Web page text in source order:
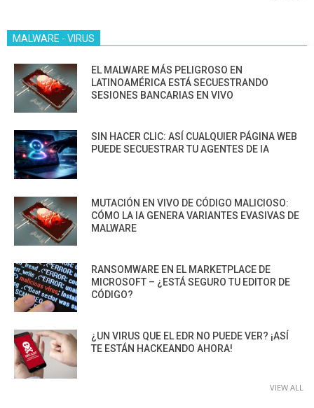
MALWARE - VIRUS
EL MALWARE MÁS PELIGROSO EN
LATINOAMÉRICA ESTÁ SECUESTRANDO
SESIONES BANCARIAS EN VIVO
SIN HACER CLIC: ASÍ CUALQUIER PÁGINA WEB
PUEDE SECUESTRAR TU AGENTES DE IA
MUTACIÓN EN VIVO DE CÓDIGO MALICIOSO:
CÓMO LA IA GENERA VARIANTES EVASIVAS DE
MALWARE
RANSOMWARE EN EL MARKETPLACE DE
MICROSOFT – ¿ESTÁ SEGURO TU EDITOR DE
CÓDIGO?
¿UN VIRUS QUE EL EDR NO PUEDE VER? ¡ASÍ
TE ESTÁN HACKEANDO AHORA!
VIEW ALL